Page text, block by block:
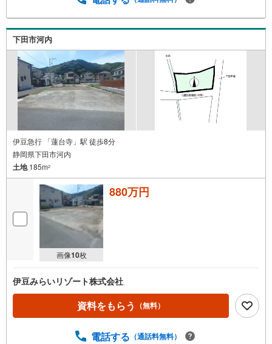
下田市河内
伊豆急行 「蓮台寺」駅 徒歩8分
静岡県下田市河内
土地185m2
画像10枚
880万円
伊豆みらいリゾート株式会社
資料をもらう （無料）
電話する （通話料無料）